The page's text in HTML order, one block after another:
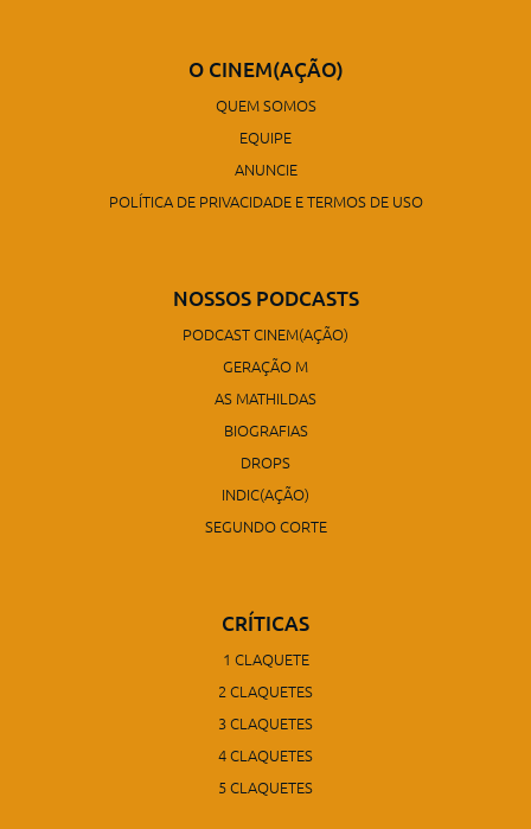
O CINEM(AÇÃO)
QUEM SOMOS
EQUIPE
ANUNCIE
POLÍTICA DE PRIVACIDADE E TERMOS DE USO
NOSSOS PODCASTS
PODCAST CINEM(AÇÃO)
GERAÇÃO M
AS MATHILDAS
BIOGRAFIAS
DROPS
INDIC(AÇÃO)
SEGUNDO CORTE
CRÍTICAS
1 CLAQUETE
2 CLAQUETES
3 CLAQUETES
4 CLAQUETES
5 CLAQUETES